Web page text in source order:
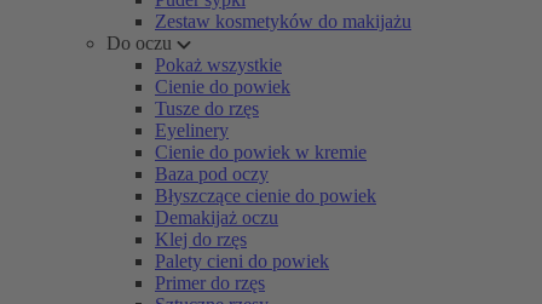
Zestaw kosmetyków do makijażu
Do oczu
Pokaż wszystkie
Cienie do powiek
Tusze do rzęs
Eyelinery
Cienie do powiek w kremie
Baza pod oczy
Błyszczące cienie do powiek
Demakijaż oczu
Klej do rzęs
Palety cieni do powiek
Primer do rzęs